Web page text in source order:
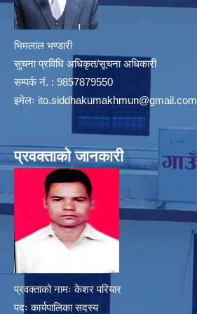
भिमलाल भण्डारी
सुचना प्रविधि अधिकृत/सूचना अधिकारी
सम्पर्क नं. : 9857879550
इमेलः ito.siddhakumakhmun@gmail.com
प्रवक्ताको जानकारी
प्रवक्ताको नामः केशर परियार
पदः कार्यपालिका सदस्य